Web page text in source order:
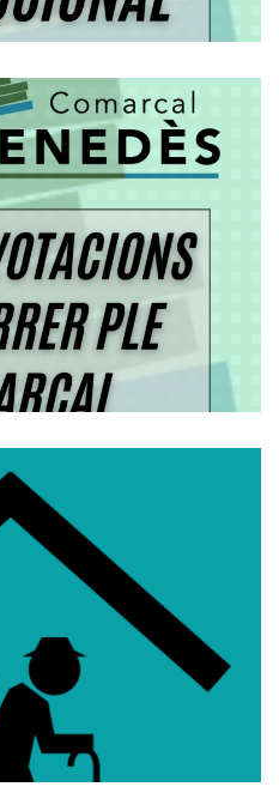
VOTACIONS DEL
D’ajuts Al
De 65
S. socials